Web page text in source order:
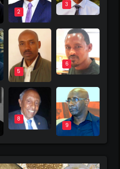
2
3
5
6
8
9